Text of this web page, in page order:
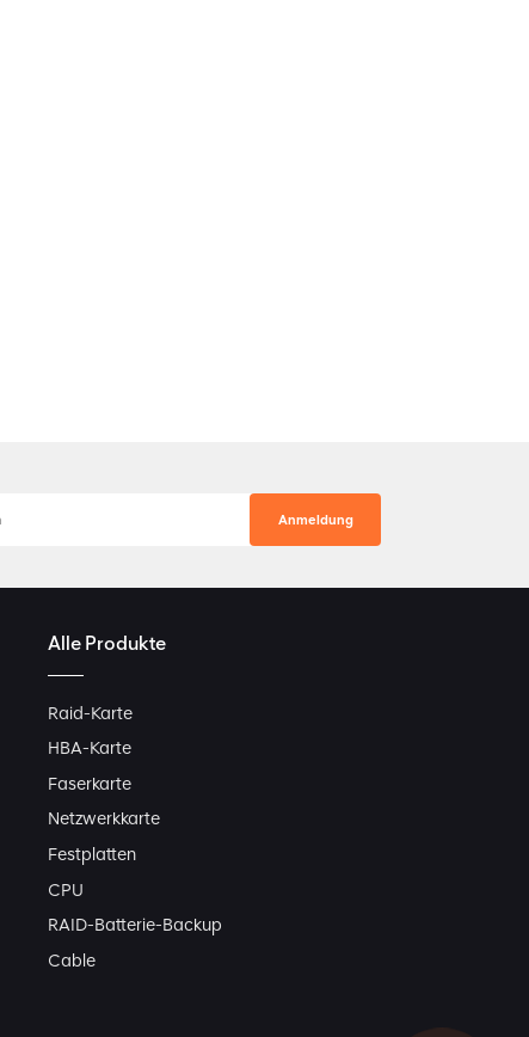
Alle Produkte
Raid-Karte
HBA-Karte
Faserkarte
Netzwerkkarte
Festplatten
CPU
RAID-Batterie-Backup
Cable